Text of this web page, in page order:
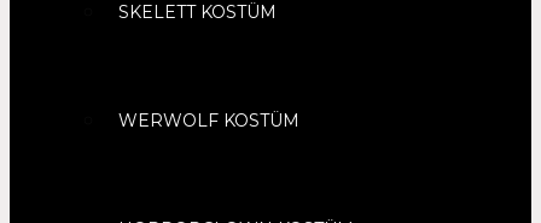
SKELETT KOSTÜM
WERWOLF KOSTÜM